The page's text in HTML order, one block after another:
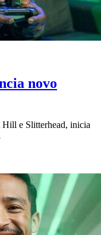
novo
e Slitterhead, inicia